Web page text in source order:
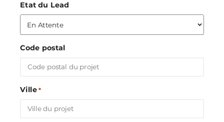
Etat du Lead
Code postal
Ville *